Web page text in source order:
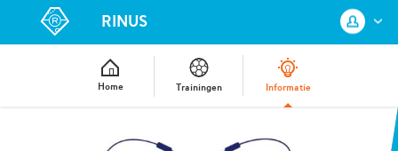
RINUS
Home Trainingen Informatie
een nieuw KNVB Account aan.